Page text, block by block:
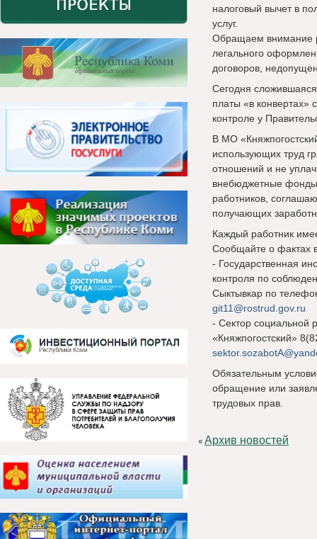
налоговый вычет в
услуг.
Обращаем внимание
легального
договоров,
Сегодня
платы «в конвертах»
контроле у
В МО
использующих труд
отношений и не
внебюджетные
работников,
получающих
Каждый работник
Сообщайте о фактах
- Государственная
контроля по
Сыктывкар по
git11@rostrud.gov.ru
- Сектор социальной
«Княжпогостский»
Обязательным
обращение или
трудовых прав.
«Архив новостей